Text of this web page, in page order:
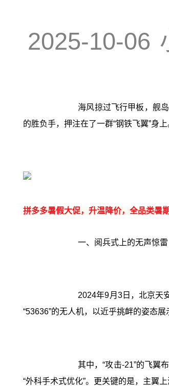
2025-10-06
海风掠过飞行甲板，舰
的胜负手，押注在了一群“钢铁飞翼”身上
拼多多暑假大促，升温降价，全品类暑
一、阅兵式上的无声惊
2024年9月3日，北京天
“53636”的无人机，以近乎挑衅的姿态
其中，“攻击-21”的飞翼
“外科手术式优化”。更关键的是，主翼